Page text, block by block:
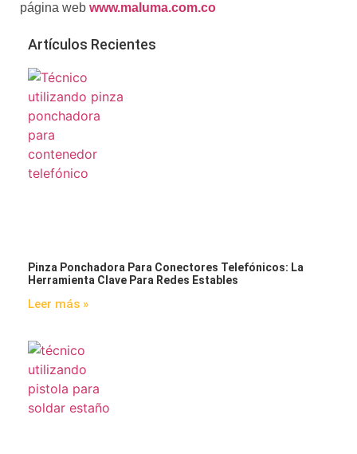
página web www.maluma.com.co
Artículos Recientes
Pinza Ponchadora Para Conectores Telefónicos: La
Herramienta Clave Para Redes Estables
Leer más »